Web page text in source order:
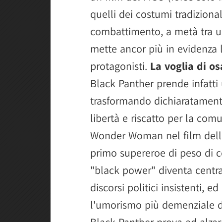
quelli dei costumi
combattimento, a metà tra
mette ancor più in
protagonisti. La voglia di
Black Panther prende
trasformando
libertà e riscatto per la
Wonder Woman nel film
primo supereroe di peso di
"black power" diventa
discorsi politici insistenti,
l'umorismo più demenziale